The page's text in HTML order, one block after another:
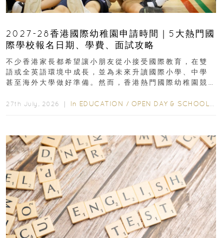
2027-28香港國際幼稚園申請時間｜5大熱門國
際學校報名日期、學費、面試攻略
不少香港家長都希望讓小朋友從小接受國際教育，在雙
語或全英語環境中成長，並為未來升讀國際小學、中學
甚至海外大學做好準備。然而，香港熱門國際幼稚園競
27th July, 2026 ｜ In EDUCATION / OPEN DAY & SCHOOL EVENTS